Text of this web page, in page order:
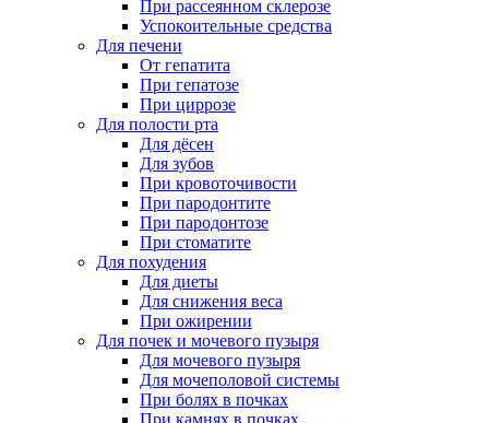
При рассеянном склерозе
Успокоительные средства
Для печени
От гепатита
При гепатозе
При циррозе
Для полости рта
Для дёсен
Для зубов
При кровоточивости
При пародонтите
При пародонтозе
При стоматите
Для похудения
Для диеты
Для снижения веса
При ожирении
Для почек и мочевого пузыря
Для мочевого пузыря
Для мочеполовой системы
При болях в почках
При камнях в почках